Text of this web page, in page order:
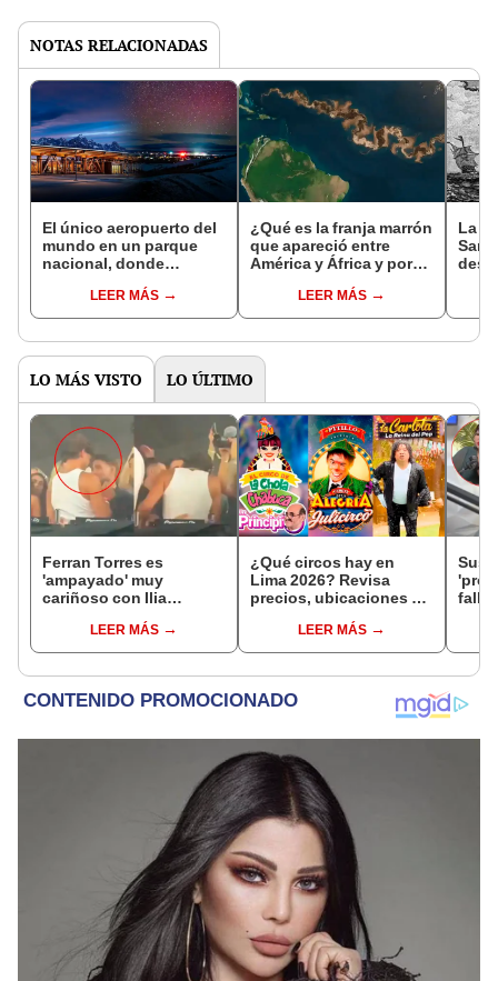
NOTAS RELACIONADAS
El único aeropuerto del
mundo en un parque
nacional, donde
antiguos y puedes ver la
Vía Lactea: está en
LEER MÁS
¿Qué es la franja marrón
que apareció entre
América y África y por
en el océano Atlántico?
LEER MÁS
La
LO MÁS VISTO LO ÚLTIMO
Ferran Torres es
'ampayado' muy
cariñoso con Ilia
artes marciales, y
desata gran revuelo en
LEER MÁS
¿Qué circos hay en
Lima 2026? Revisa
precios, ubicaciones y
LEER MÁS